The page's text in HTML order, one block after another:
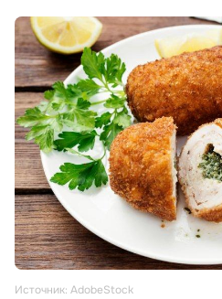
Источник: AdobeStock